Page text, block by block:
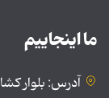
ما اینجاییم
آدرس: بلوار